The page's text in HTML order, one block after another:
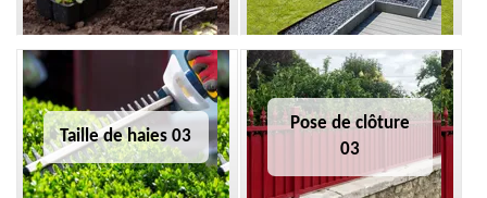
Taille de haies 03
Pose de clôture
03